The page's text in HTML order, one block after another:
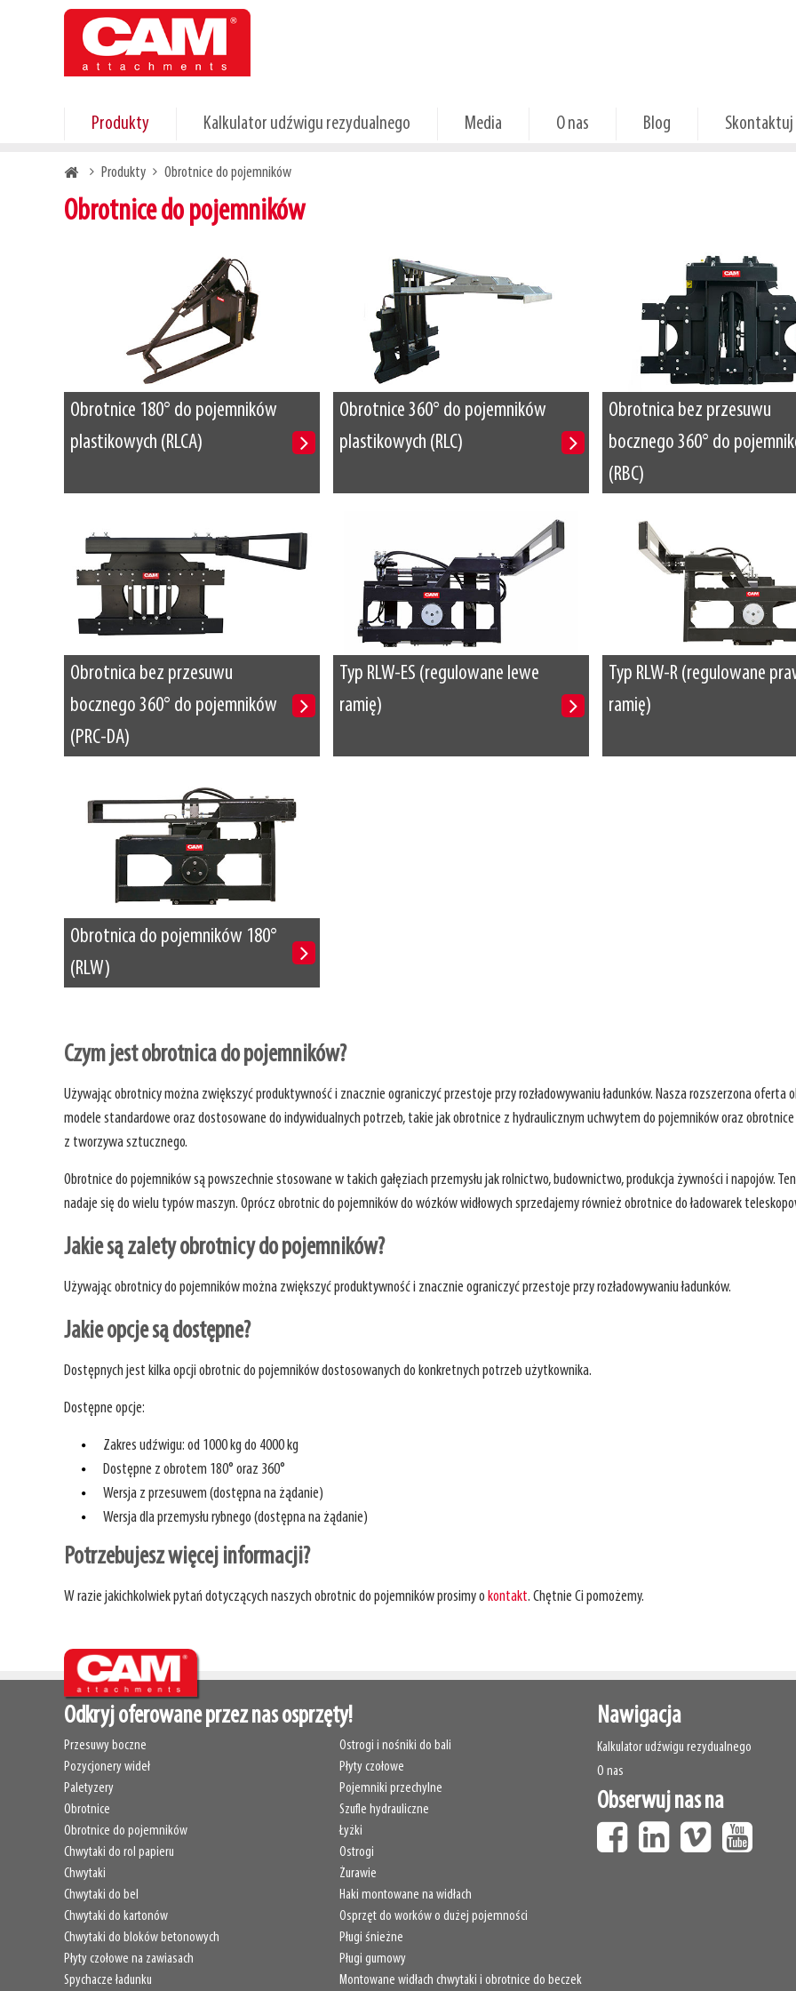
Produkty Kalkulator udźwigu rezydualnego Media O nas Blog Skontaktuj
BreadcrumbProdukty Obrotnice do pojemników
Obrotnice do pojemników
Obrotnice 180° do pojemników
plastikowych (RLCA)
Obrotnice 360° do pojemników
plastikowych (RLC)
Obrotnica bez przesuwu
bocznego 360° do
(RBC)
Obrotnica bez przesuwu
bocznego 360° do pojemników
(PRC-DA)
Typ RLW-ES (regulowane lewe
ramię)
Typ RLW-R (regulowane
ramię)
Obrotnica do pojemników 180°
(RLW)
Czym jest obrotnica do pojemników?
Używając obrotnicy można zwiększyć produktywność i znacznie ograniczyć przestoje przy rozładowywaniu ładunków. Nasza rozszerzona oferta
modele standardowe oraz dostosowane do indywidualnych potrzeb, takie jak obrotnice z hydraulicznym uchwytem do pojemników oraz
z tworzywa sztucznego.
Obrotnice do pojemników są powszechnie stosowane w takich gałęziach przemysłu jak rolnictwo, budownictwo, produkcja żywności i napojów.
nadaje się do wielu typów maszyn. Oprócz obrotnic do pojemników do wózków widłowych sprzedajemy również obrotnice do ładowarek
Jakie są zalety obrotnicy do pojemników?
Używając obrotnicy do pojemników można zwiększyć produktywność i znacznie ograniczyć przestoje przy rozładowywaniu ładunków.
Jakie opcje są dostępne?
Dostępnych jest kilka opcji obrotnic do pojemników dostosowanych do konkretnych potrzeb użytkownika.
Dostępne opcje:
Zakres udźwigu: od 1000 kg do 4000 kg
Dostępne z obrotem 180° oraz 360°
Wersja z przesuwem (dostępna na żądanie)
Wersja dla przemysłu rybnego (dostępna na żądanie)
Potrzebujesz więcej informacji?
W razie jakichkolwiek pytań dotyczących naszych obrotnic do pojemników prosimy o kontakt. Chętnie Ci pomożemy.
Odkryj oferowane przez nas osprzęty!
Przesuwy boczne
Pozycjonery wideł
Paletyzery
Obrotnice
Obrotnice do pojemników
Chwytaki do rol papieru
Chwytaki
Chwytaki do bel
Chwytaki do kartonów
Chwytaki do bloków betonowych
Płyty czołowe na zawiasach
Spychacze ładunku
Ostrogi i nośniki do bali
Płyty czołowe
Pojemniki przechylne
Szufle hydrauliczne
Łyżki
Ostrogi
Żurawie
Haki montowane na widłach
Osprzęt do worków o dużej pojemności
Pługi śnieżne
Pługi gumowy
Montowane widłach chwytaki i obrotnice do beczek
Nawigacja
Kalkulator udźwigu rezydualnego
O nas
Obserwuj nas na